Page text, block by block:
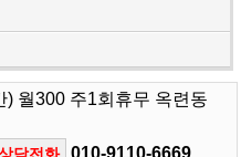
월300 주1회휴무 옥련동
010-9110-6669